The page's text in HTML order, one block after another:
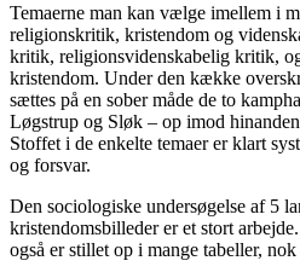
Temaerne man kan vælge imellem i
religionskritik, kristendom og
kritik, religionsvidenskabelig kritik,
kristendom. Under den kække
sættes på en sober måde de to
Løgstrup og Sløk – op imod
Stoffet i de enkelte temaer er klart
og forsvar.
Den sociologiske undersøgelse af 5
kristendomsbilleder er et stort
også er stillet op i mange tabeller,